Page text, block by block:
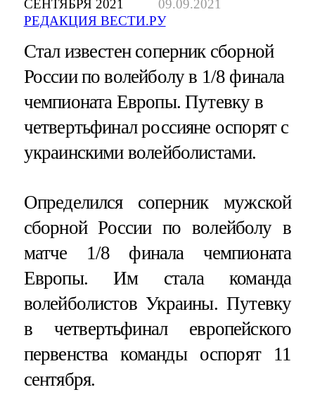
СЕНТЯБРЯ 2021
09.09.2021
РЕДАКЦИЯ ВЕСТИ.РУ
Стал известен соперник сборной
России по волейболу в 1/8 финала
чемпионата Европы. Путевку в
четвертьфинал россияне оспорят с
украинскими волейболистами.
Определился соперник мужской
сборной России по волейболу в
матче 1/8 финала чемпионата
Европы. Им стала команда
волейболистов Украины. Путевку
в четвертьфинал европейского
первенства команды оспорят 11
сентября.